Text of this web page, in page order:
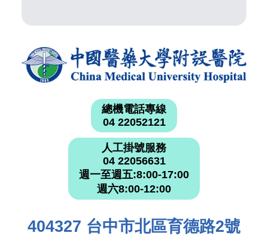
總機電話專線
04 22052121
人工掛號服務
04 22056631
週一至週五:8:00-17:00
週六8:00-12:00
404327 台中市北區育德路2號